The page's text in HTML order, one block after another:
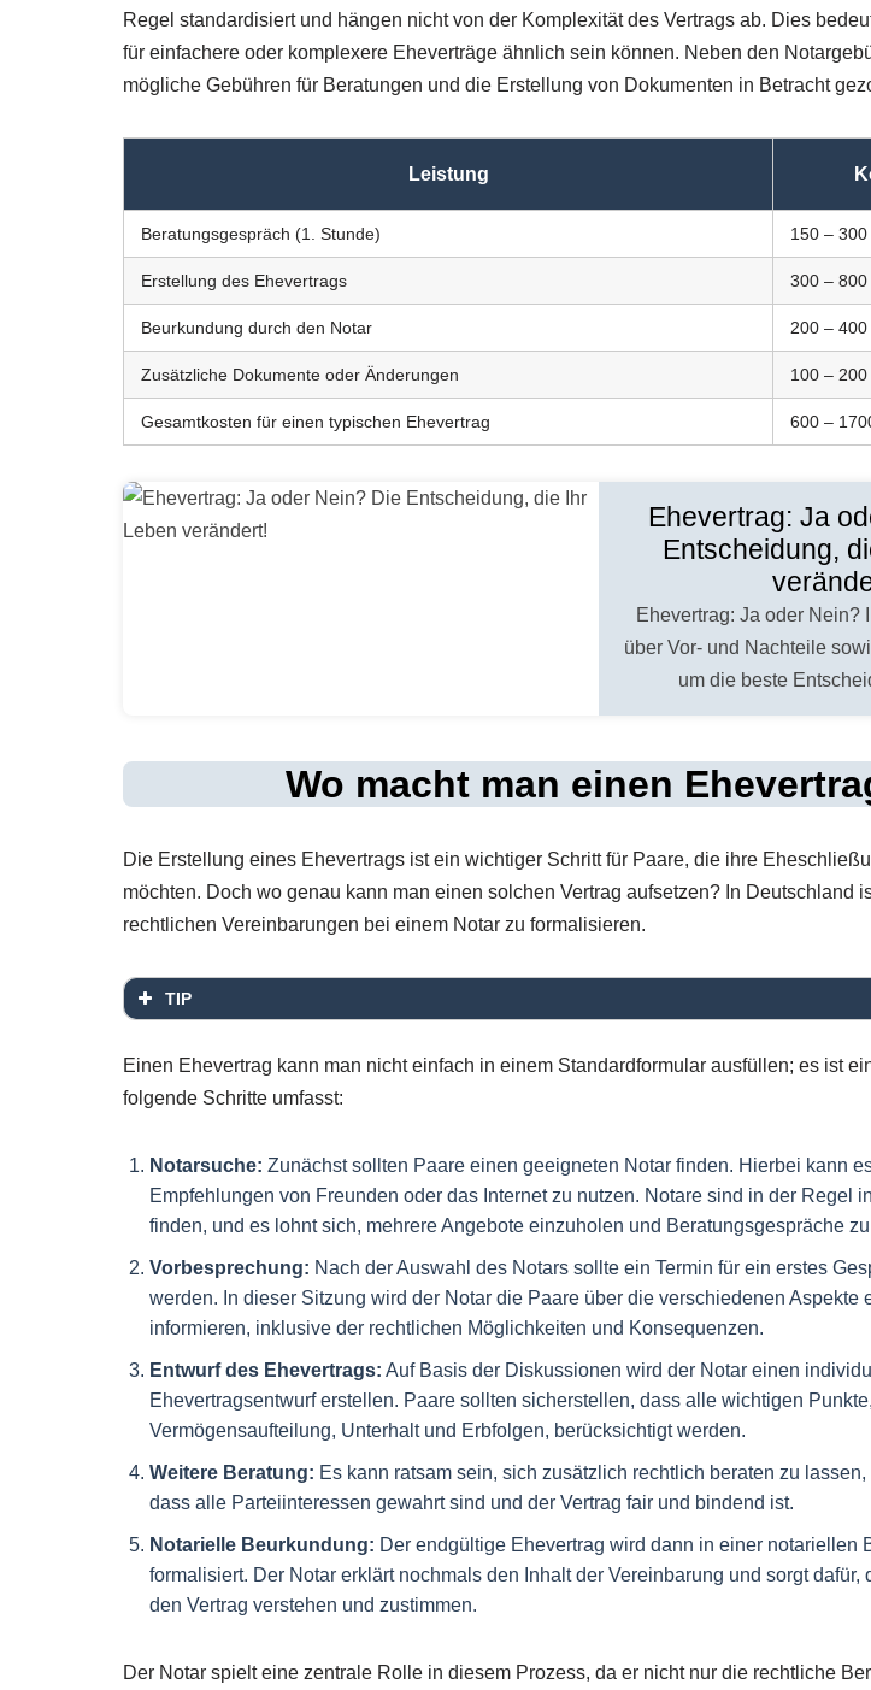
Regel standardisiert und hängen nicht von der Komplexität des Vertrags ab. Dies
für einfachere oder komplexere Eheverträge ähnlich sein können. Neben den
mögliche Gebühren für Beratungen und die Erstellung von Dokumenten in Betracht
Leistung
Beratungsgespräch (1. Stunde) 150 – 300
Erstellung des Ehevertrags 300 – 800
Beurkundung durch den Notar 200 – 400
Zusätzliche Dokumente oder Änderungen 100 – 200
Gesamtkosten für einen typischen Ehevertrag 600 –
Ehevertrag: Ja
Entscheidung,
Ehevertrag: Ja oder Nein?
über Vor- und Nachteile
um die beste
Wo macht man einen
Die Erstellung eines Ehevertrags ist ein wichtiger Schritt für Paare, die ihre
möchten. Doch wo genau kann man einen solchen Vertrag aufsetzen? In Deutschland
rechtlichen Vereinbarungen bei einem Notar zu formalisieren.
TIP
Einen Ehevertrag kann man nicht einfach in einem Standardformular ausfüllen; es ist
folgende Schritte umfasst:
Notarsuche: Zunächst sollten Paare einen geeigneten Notar finden. Hierbei kann
Empfehlungen von Freunden oder das Internet zu nutzen. Notare sind in der Regel
finden, und es lohnt sich, mehrere Angebote einzuholen und Beratungsgespräche
Vorbesprechung: Nach der Auswahl des Notars sollte ein Termin für ein erstes
werden. In dieser Sitzung wird der Notar die Paare über die verschiedenen Aspekte
informieren, inklusive der rechtlichen Möglichkeiten und Konsequenzen.
Entwurf des Ehevertrags: Auf Basis der Diskussionen wird der Notar einen
Ehevertragsentwurf erstellen. Paare sollten sicherstellen, dass alle wichtigen
Vermögensaufteilung, Unterhalt und Erbfolgen, berücksichtigt werden.
Weitere Beratung: Es kann ratsam sein, sich zusätzlich rechtlich beraten zu
dass alle Parteiinteressen gewahrt sind und der Vertrag fair und bindend ist.
Notarielle Beurkundung: Der endgültige Ehevertrag wird dann in einer notariellen
formalisiert. Der Notar erklärt nochmals den Inhalt der Vereinbarung und sorgt dafür,
den Vertrag verstehen und zustimmen.
Der Notar spielt eine zentrale Rolle in diesem Prozess, da er nicht nur die rechtliche